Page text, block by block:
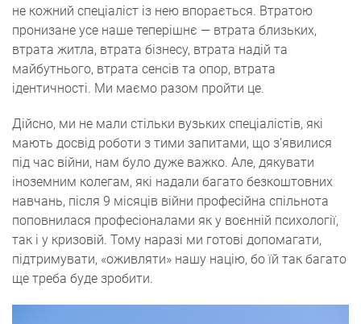
не кожний спеціаліст із нею впорається. Втратою
пронизане усе наше теперішнє — втрата близьких,
втрата житла, втрата бізнесу, втрата надій та
майбутнього, втрата сенсів та опор, втрата
ідентичності. Ми маємо разом пройти це.
Дійсно, ми не мали стільки вузьких спеціалістів, які
мають досвід роботи з тими запитами, що з’явилися
під час війни, нам було дуже важко. Але, дякувати
іноземним колегам, які надали багато безкоштовних
навчань, після 9 місяців війни професійна спільнота
поповнилася професіоналами як у воєнній психології,
так і у кризовій. Тому наразі ми готові допомагати,
підтримувати, «оживляти» нашу націю, бо їй так багато
ще треба буде зробити.